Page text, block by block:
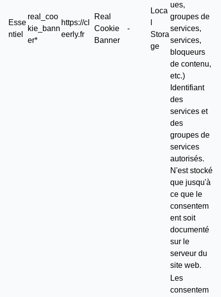
Esse
ntiel
real_coo
kie_bann
er*
https://cl
eerly.fr
Real
Cookie
Banner
-
Loca
Stora
ge
ues,
groupes de
services,
services,
bloqueurs
de contenu,
etc.)
Identifiant
des
services et
des
groupes de
services
autorisés.
N'est stocké
que jusqu'à
ce que le
consentem
ent soit
documenté
sur le
serveur du
site web.
Les
consentem